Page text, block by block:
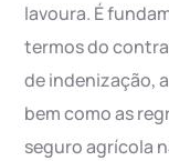
lavoura. É
termos do
de indenização,
bem como as
seguro agrícola